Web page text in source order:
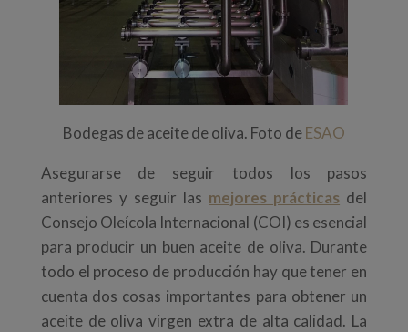
Bodegas de aceite de oliva. Foto deESAO
Asegurarse de seguir todos los pasos
anteriores y seguir las mejores prácticas del
Consejo Oleícola Internacional (COI) es esencial
para producir un buen aceite de oliva. Durante
todo el proceso de producción hay que tener en
cuenta dos cosas importantes para obtener un
aceite de oliva virgen extra de alta calidad. La